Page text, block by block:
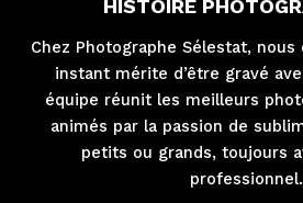
HISTOIRE
Chez Photographe Sélestat, nous
instant mérite d’être gravé
équipe réunit les meilleurs
animés par la passion de
petits ou grands, toujours
professionnel.